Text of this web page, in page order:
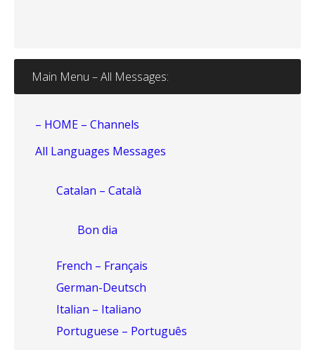
Main Menu – All Messages:
– HOME – Channels
All Languages Messages
Catalan – Català
Bon dia
French – Français
German-Deutsch
Italian – Italiano
Portuguese – Português